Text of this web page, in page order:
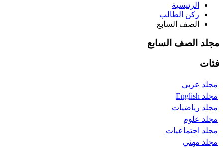
الرئيسية
ركن الطالب
الصف السابع
مجلد الصف السابع
فئات
مجلد عربي
مجلد English
مجلد رياضيات
مجلد علوم
مجلد اجتماعيات
مجلد مهني